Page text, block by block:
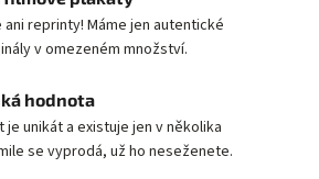
ani reprinty! Máme jen autentické
v omezeném množství.
hodnota
je unikát a existuje jen v několika
se vyprodá, už ho neseženete.